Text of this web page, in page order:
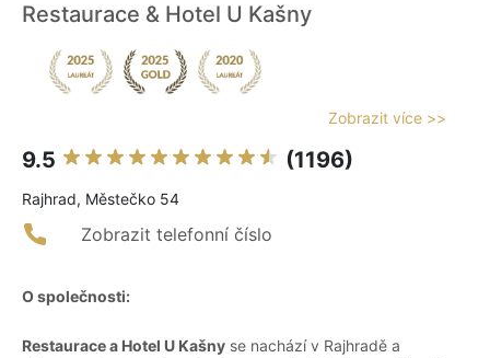
Restaurace & Hotel U Kašny
Zobrazit více >>
9.5 (1196)
Rajhrad, Městečko 54
Zobrazit telefonní číslo
O společnosti:
Restaurace a Hotel U Kašny se nachází v Rajhradě a